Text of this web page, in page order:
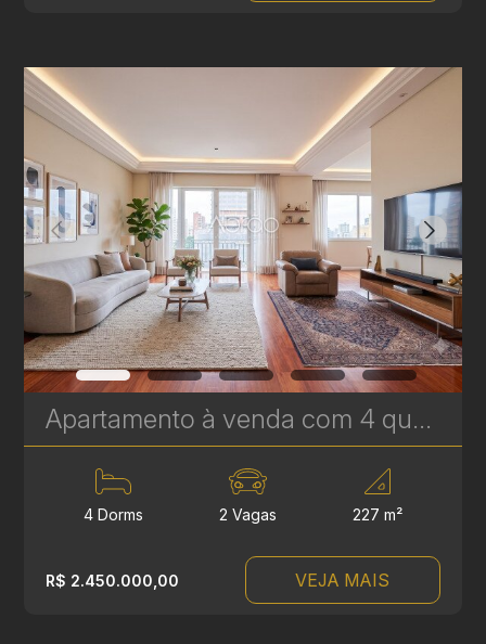
Apartamento à venda com 4 quartos, sendo 2 suítes no Batel - 227 m² - Edifício Lucyr Pasini | Ref. 1792
4 Dorms 2 Vagas 227 m²
R$ 2.450.000,00 VEJA MAIS